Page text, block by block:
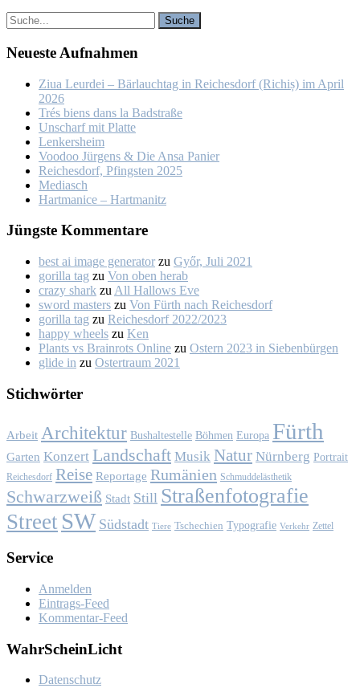
Neu­es­te Auf­nah­men
Ziua Leur­dei – Bär­lauch­tag in Rei­ches­dorf (Ri­chiș) im April
2026
Trés biens dans la Bad­stra­ße
Un­scharf mit Plat­te
Len­kers­heim
Voo­doo Jür­gens & Die An­sa Pa­nier
Rei­ches­dorf, Pfings­ten 2025
Me­dia­sch
Hart­ma­nice – Hart­ma­nitz
Jüngs­te Kom­men­ta­re
best ai image generator zu Győr, Ju­li 2021
gorilla tag zu Von oben her­ab
crazy shark zu All Hal­lows Eve
sword masters zu Von Fürth nach Rei­ches­dorf
gorilla tag zu Rei­ches­dorf 2022/2023
happy wheels zu Ken
Plants vs Brainrots Online zu Os­tern 2023 in Sie­ben­bür­gen
glide in zu Os­ter­traum 2021
Stich­wör­ter
Arbeit Architektur Bushaltestelle Böhmen Europa Fürth
Garten Konzert Landschaft Musik Natur Nürnberg Portrait
Reichesdorf Reise Reportage Rumänien Schmuddelästhetik
Schwarzweiß Stadt Still Straßenfotografie
Street SW Südstadt Tiere Tschechien Typografie Verkehr Zettel
Ser­vice
Anmelden
Eintrags-Feed
Kommentar-Feed
Wahr­Schein­Licht
Da­ten­schutz